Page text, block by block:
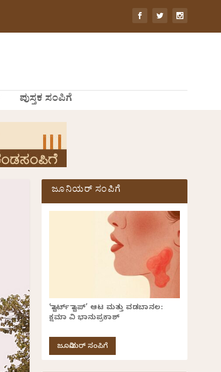
ಪುಸ್ತಕ ಸಂಪಿಗೆ
ಜೂನಿಯರ್ ಸಂಪಿಗೆ
‘ಸ್ಟಾರ್ಟ್ ಸ್ಟಾಪ್’ ಆಟ ಮತ್ತು ವಡಬಾನಲ:
ಕ್ಷಮಾ ವಿ ಭಾನುಪ್ರಕಾಶ್
ಜೂನಿಯರ್ ಸಂಪಿಗೆ